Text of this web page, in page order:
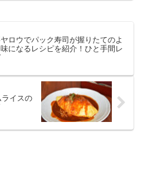
ロウでパック寿司が握りたてのよ
味になるレシピを紹介！ひと手間レ
ライスの